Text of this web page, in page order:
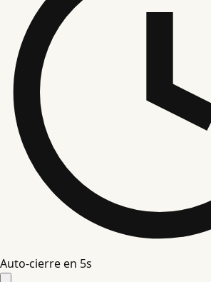
Auto-cierre en 4s